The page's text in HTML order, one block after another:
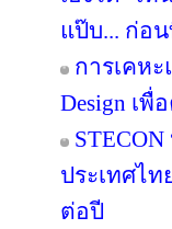
แป๊บ... ก่อ
การเคห
Design เพื่
ประเทศไ
ต่อปี